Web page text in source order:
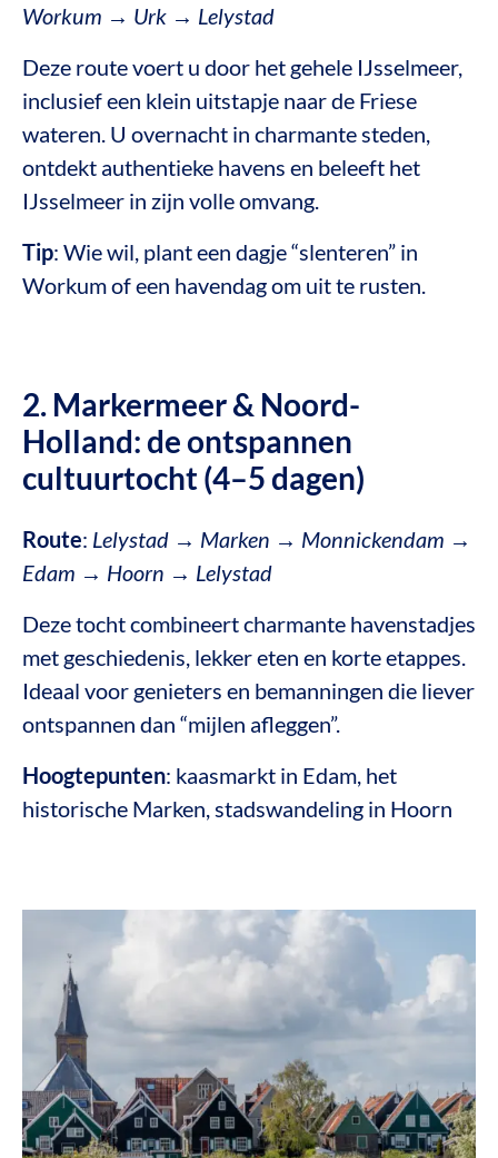
Workum → Urk → Lelystad
Deze route voert u door het gehele IJsselmeer,
inclusief een klein uitstapje naar de Friese
wateren. U overnacht in charmante steden,
ontdekt authentieke havens en beleeft het
IJsselmeer in zijn volle omvang.
Tip: Wie wil, plant een dagje “slenteren” in
Workum of een havendag om uit te rusten.
2. Markermeer & Noord-
Holland: de ontspannen
cultuurtocht (4–5 dagen)
Route: Lelystad → Marken → Monnickendam →
Edam → Hoorn → Lelystad
Deze tocht combineert charmante havenstadjes
met geschiedenis, lekker eten en korte etappes.
Ideaal voor genieters en bemanningen die liever
ontspannen dan “mijlen afleggen”.
Hoogtepunten: kaasmarkt in Edam, het
historische Marken, stadswandeling in Hoorn